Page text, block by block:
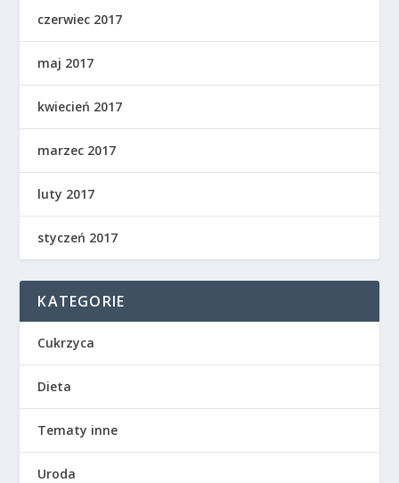
czerwiec 2017
maj 2017
kwiecień 2017
marzec 2017
luty 2017
styczeń 2017
KATEGORIE
Cukrzyca
Dieta
Tematy inne
Uroda